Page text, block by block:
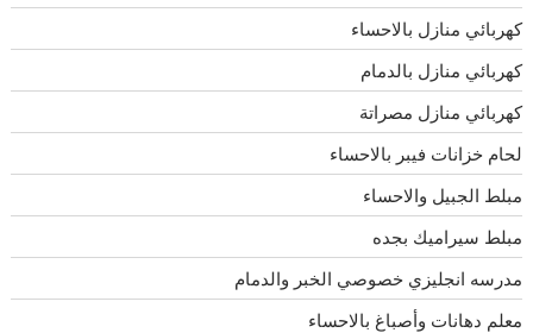
كهربائي منازل بالاحساء
كهربائي منازل بالدمام
كهربائي منازل مصراتة
لحام خزانات فيبر بالاحساء
مبلط الجبيل والاحساء
مبلط سيراميك بجده
مدرسه انجليزي خصوصي الخبر والدمام
معلم دهانات وأصباغ بالاحساء